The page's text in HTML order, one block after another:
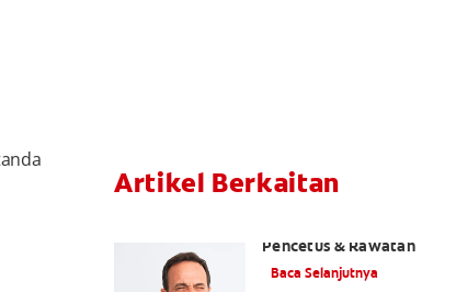
Artikel Berkaitan
Pencetus & Rawatan
Baca Selanjutnya